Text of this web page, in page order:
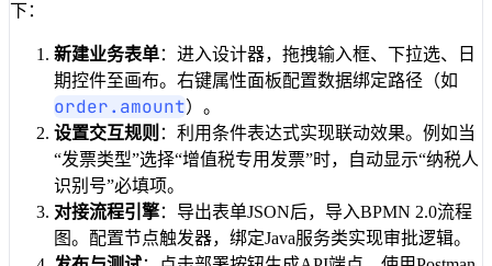
下：
新建业务表单：进入设计器，拖拽输入框、下拉选、日
期控件至画布。右键属性面板配置数据绑定路径（如
order.amount）。
设置交互规则 ：利用条件表达式实现联动效果。例如当
“发票类型”选择“增值税专用发票”时，自动显示“纳税人
识别号”必填项。
对接流程引擎：导出表单JSON后，导入BPMN 2.0流程
图。配置节点触发器，绑定Java服务类实现审批逻辑。